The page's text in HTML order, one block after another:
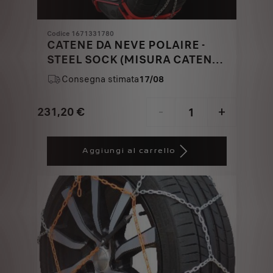
Codice 1671331780
CATENE DA NEVE POLAIRE -
STEEL SOCK (MISURA CATENA
0112-PSSA)
Consegna stimata17/08
231,20 €
Price
- +
Quantity
Aggiungi al carrello